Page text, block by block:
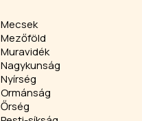
Mecsek
Mezőföld
Muravidék
Nagykunság
Nyírség
Ormánság
Őrség